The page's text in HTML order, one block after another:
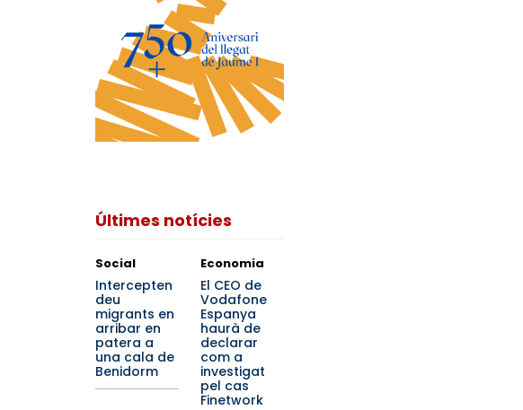
Últimes notícies
Social
Intercepten
deu
migrants en
arribar en
patera a
una cala de
Benidorm
Economia
El CEO de
Vodafone
Espanya
haurà de
declarar
com a
investigat
pel cas
Finetwork